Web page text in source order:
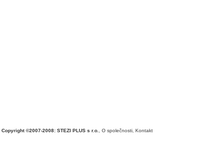
Copyright ©2007-2008: STEZI PLUS s r.o. O společnosti Kontakt